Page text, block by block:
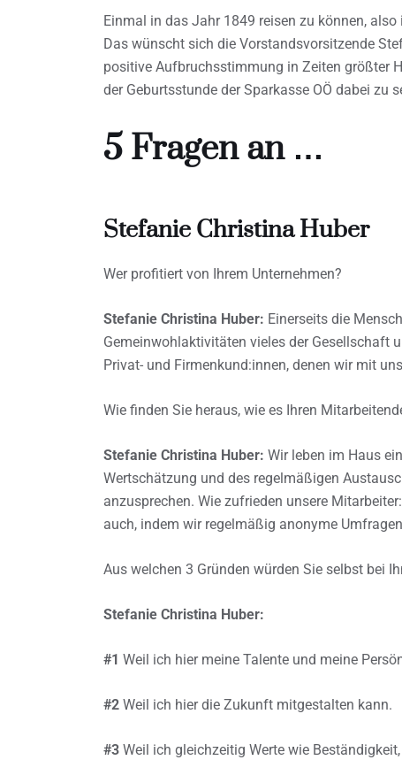
Einmal in das Jahr 1849 reisen zu können,
Das wünscht sich die Vorstandsvorsitzende
positive Aufbruchsstimmung in Zeiten größter
der Geburtsstunde der Sparkasse OÖ dabei zu
5 Fragen an …
Stefanie Christina Huber
Wer profitiert von Ihrem Unternehmen?
Stefanie Christina Huber: Einerseits die
Gemeinwohlaktivitäten vieles der Gesellschaft
Privat- und Firmenkund:innen, denen wir mit
Wie finden Sie heraus, wie es Ihren
Stefanie Christina Huber: Wir leben im Haus
Wertschätzung und des regelmäßigen
anzusprechen. Wie zufrieden unsere
auch, indem wir regelmäßig anonyme
Aus welchen 3 Gründen würden Sie selbst bei
Stefanie Christina Huber:
#1 Weil ich hier meine Talente und meine
#2 Weil ich hier die Zukunft mitgestalten kann.
#3 Weil ich gleichzeitig Werte wie